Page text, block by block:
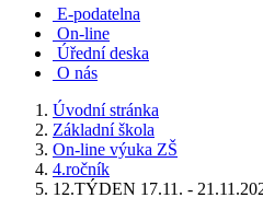
E-podatelna
On-line
Úřední deska
O nás
Úvodní stránka
Základní škola
On-line výuka ZŠ
4.ročník
12.TÝDEN 17.11. -